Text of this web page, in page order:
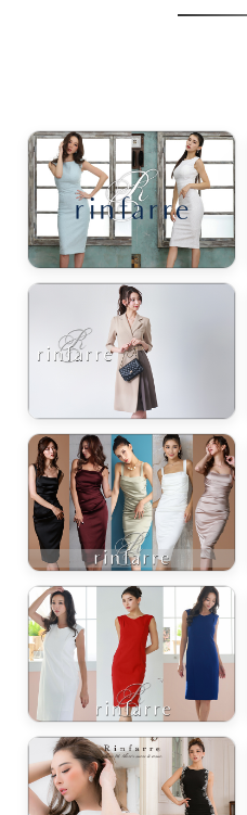
、自分らしく、美しく。-
ンピース
エレガンスをひとさじー
エット。 夏の視線を独り占めする「夏の